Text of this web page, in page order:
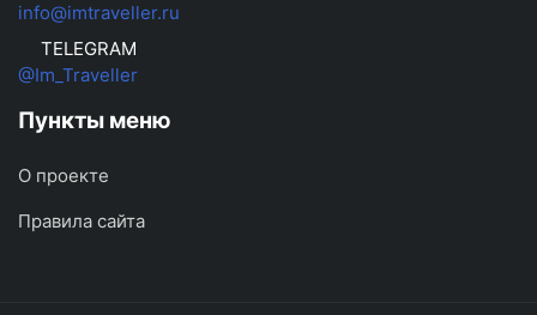
info@imtraveller.ru
TELEGRAM
@Im_Traveller
Пункты меню
О проекте
Правила сайта